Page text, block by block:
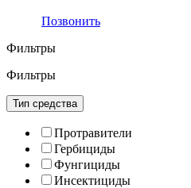
Позвонить
Фильтры
Фильтры
Тип средства
Протравители
Гербициды
Фунгициды
Инсектициды